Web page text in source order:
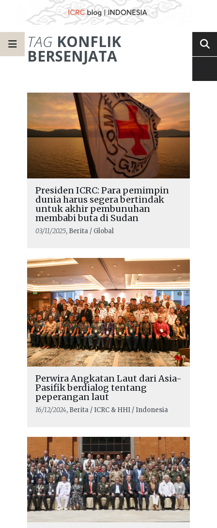
TAG KONFLIK
BERSENJATA
Presiden ICRC: Para pemimpin
dunia harus segera bertindak
untuk akhir pembunuhan
membabi buta di Sudan
03/11/2025, Berita / Global
Perwira Angkatan Laut dari Asia-
Pasifik berdialog tentang
peperangan laut
16/12/2024, Berita / ICRC & HHI / Indonesia